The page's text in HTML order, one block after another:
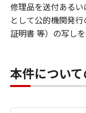
修理品を送付ある
として公的機関発
証明書 等）の写し
本件につい